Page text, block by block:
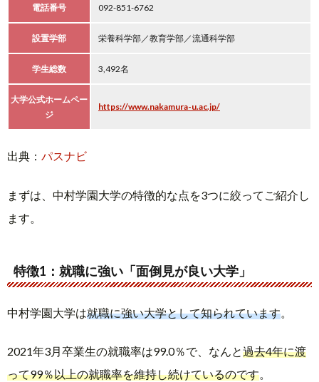
電話番号 092-851-6762
設置学部 栄養科学部／教育学部／流通科学部
学生総数 3,492名
大学公式ホームペー
ジ
https://www.nakamura-u.ac.jp/
出典： パスナビ
まずは、中村学園大学の特徴的な点を3つに絞ってご紹介し
ます。
特徴1：就職に強い「面倒見が良い大学」
中村学園大学は就職に強い大学として知られています
2021年3月卒業生の就職率は99.0％で、なんと過去4年に渡
って99％以上の就職率を維持し続けているのです。